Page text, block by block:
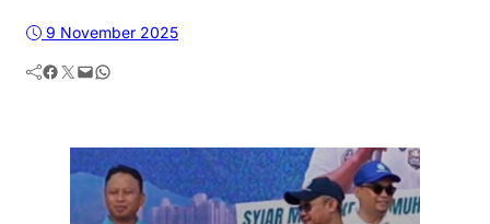
9 November 2025
Facebook Twitter Mail WhatsApp